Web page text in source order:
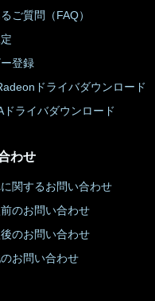
ご質問（FAQ）
登録
ドライバダウンロード
ドライバダウンロード
わせ
関するお問い合わせ
のお問い合わせ
のお問い合わせ
お問い合わせ